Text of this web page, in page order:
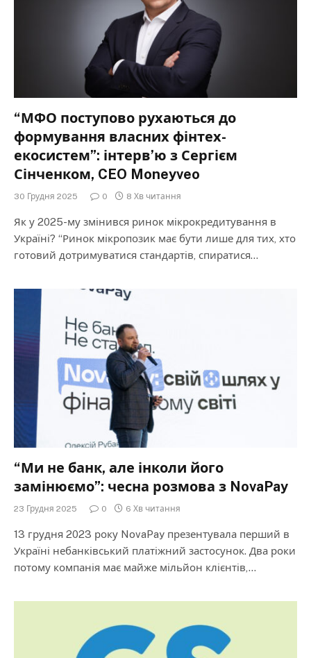
“МФО поступово рухаються до
формування власних фінтех-
екосистем”: інтерв’ю з Сергієм
Сінченком, CEO Moneyveo
30 Грудня 2025 0 8 Хв читання
Як у 2025-му змінився ринок мікрокредитування в
Україні? “Ринок мікропозик має бути лише для тих, хто
готовий дотримуватися стандартів, спиратися…
“Ми не банк, але інколи його
замінюємо”: чесна розмова з NovaPay
23 Грудня 2025 0 6 Хв читання
13 грудня 2023 року NovaPay презентувала перший в
Україні небанківський платіжний застосунок. Два роки
потому компанія має майже мільйон клієнтів,…